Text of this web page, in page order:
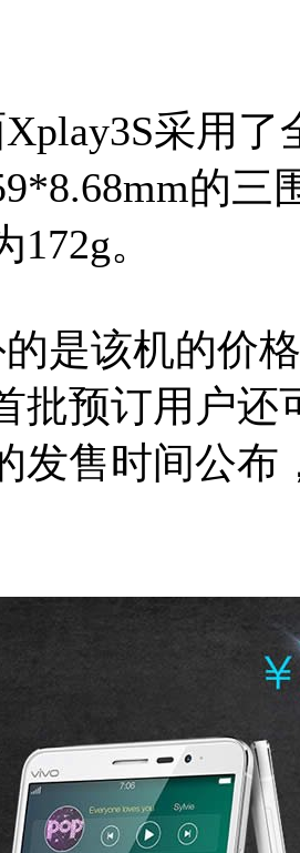
采用
的
。
是该机的价
批预订用户
发售时间公布